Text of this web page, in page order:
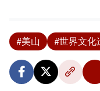
#美山 #世界文化